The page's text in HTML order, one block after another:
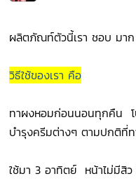
ผลิตภัณท์ตัวนี้เรา ชอบ มา
วิธีใช้ของเรา คือ
ทาผงหอมก่อนนอนทุกคืน โ
บำรุงครีมต่างๆ ตามปกติที่
ใช้มา 3 อาทิตย์ หน้าไม่มีสิ